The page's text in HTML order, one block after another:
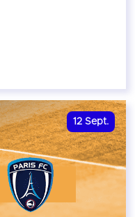
12 Sept.